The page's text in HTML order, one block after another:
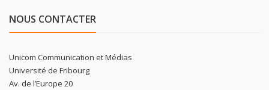
NOUS CONTACTER
Unicom Communication et Médias
Université de Fribourg
Av. de l’Europe 20